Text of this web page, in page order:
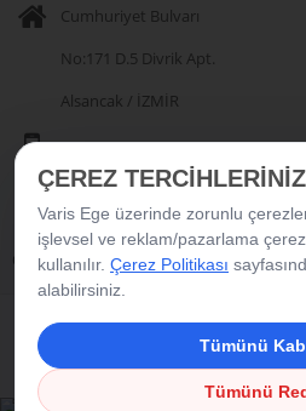
Cumhuriyet Bulvarı
No:171 D.5 Divrik Apt.
Alsancak / İZMİR
0 232 404 00 35-0 532 705 11 81
Copyright © 2016 Varis Ege. Tüm Hakları
Tercihleri
ÇEREZ TERCİHLERİNİZ
Varis Ege üzerinde zorunlu
işlevsel ve reklam/pazarlama
kullanılır. Çerez Politikası
alabilirsiniz.
Tümünü
Tümünü